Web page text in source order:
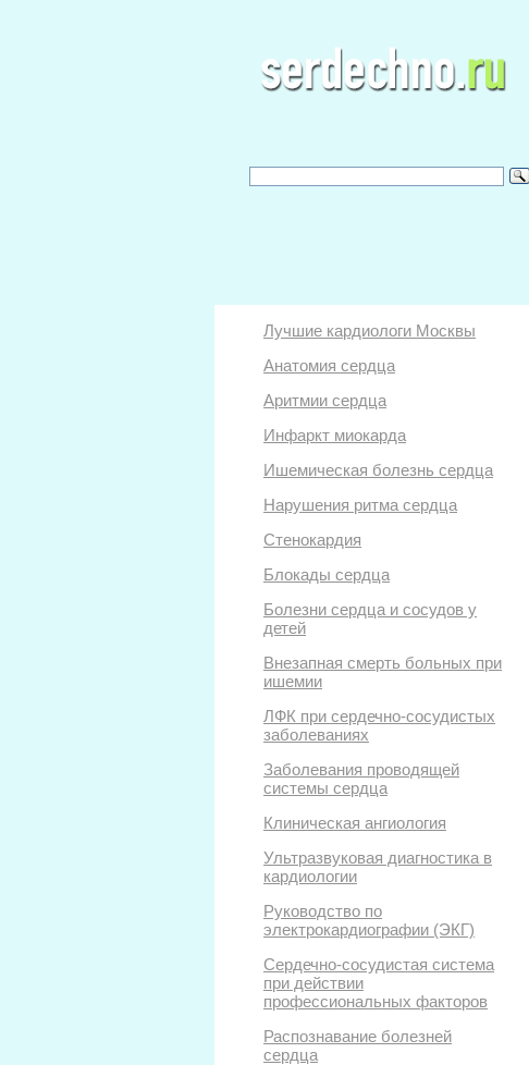
Лучшие кардиологи Москвы
Анатомия сердца
Аритмии сердца
Инфаркт миокарда
Ишемическая болезнь сердца
Нарушения ритма сердца
Стенокардия
Блокады сердца
Болезни сердца и сосудов у
детей
Внезапная смерть больных при
ишемии
ЛФК при сердечно-сосудистых
заболеваниях
Заболевания проводящей
системы сердца
Клиническая ангиология
Ультразвуковая диагностика в
кардиологии
Руководство по
электрокардиографии (ЭКГ)
Сердечно-сосудистая система
при действии
профессиональных факторов
Распознавание болезней
сердца